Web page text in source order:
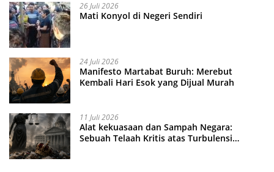
26 Juli 2026
Mati Konyol di Negeri Sendiri
24 Juli 2026
Manifesto Martabat Buruh: Merebut
Kembali Hari Esok yang Dijual Murah
11 Juli 2026
Alat kekuasaan dan Sampah Negara:
Sebuah Telaah Kritis atas Turbulensi